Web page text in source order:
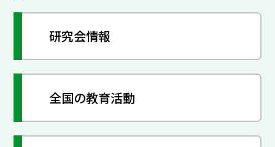
研究会情報
全国の教育活動